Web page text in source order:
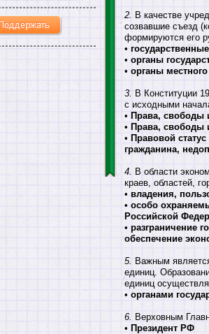
2. В качестве
созвавшие съезд
формируются его
•
• органы
• органы
3. В Конституции
с исходными
• Права, свободы
• Права, свободы
• Правовой
гражданина,
4. В области
краев, областей,
• владения,
• особо
Российской
• разграничение
обеспечение
5. Важным
единиц.
единиц
• органами
6. Верховным
• Президент РФ